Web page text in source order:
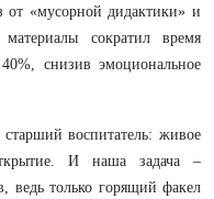
от «мусорной дидактики» и
сократил время
снизив эмоциональное
воспитатель: живое
И наша задача –
ведь только горящий факел